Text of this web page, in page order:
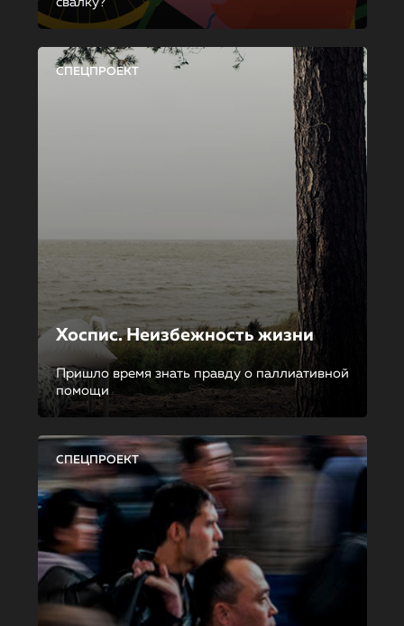
СПЕЦПРОЕКТ
Хоспис. Неизбежность жизни
Пришло время знать правду о паллиативной
помощи
СПЕЦПРОЕКТ